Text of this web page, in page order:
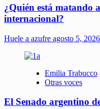
¿Quién está matando
internacional?
Huele a azufre agosto 5, 2026
Emilia Trabucco
Otras voces
El Senado argentino